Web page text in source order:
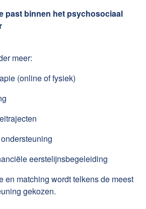
past binnen het psychosociaal
meer:
(online of fysiek)
eerstelijnsbegeleiding
en matching wordt telkens de meest
gekozen.